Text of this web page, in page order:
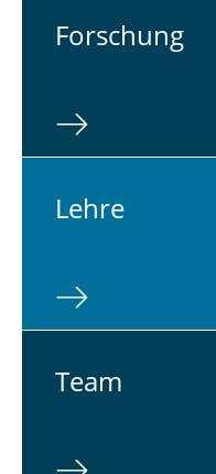
For­schung
Lehre
Team